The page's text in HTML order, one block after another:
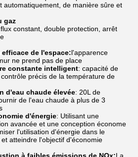
automatiquement, de manière sûre et
gaz
constant, double protection, arrêt
de l'espace:l'apparence
ne prend pas de place
constante intelligent: capacité de
précis de la température de
d'eau chaude élevée: 20L de
de l'eau chaude à plus de 3
d'énergie: Utilisant une
avancée et une conception économe
l'utilisation d'énergie dans le
atteindre l'objectif d'économie